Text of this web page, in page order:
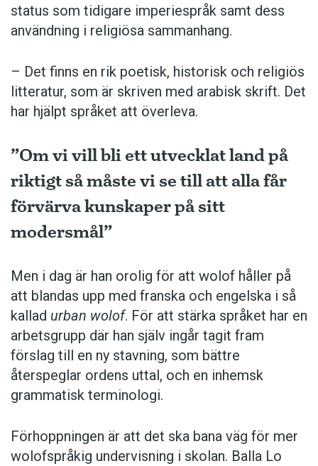
status som tidigare imperiespråk samt dess
användning i religiösa sammanhang.
– Det finns en rik poetisk, historisk och reli­giös
litteratur, som är skriven med arabisk skrift. Det
har hjälpt språket att överleva.
”Om vi vill bli ett utvecklat land på
riktigt så måste vi se till att alla får
förvärva kunskaper på sitt
modersmål”
Men i dag är han orolig för att wolof ­håller på
att blandas upp med franska och engelska i så
kallad urban wolof. För att stärka språket har en
arbets­grupp där han själv ingår tagit fram
förslag till en ny stavning, som bättre
återspeglar ordens uttal, och en inhemsk
grammatisk terminologi.
Förhoppningen är att det ska bana väg för mer
wolofspråkig undervisning i skolan. Balla Lo